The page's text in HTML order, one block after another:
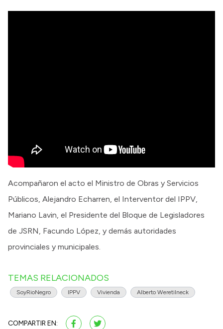
Acompañaron el acto el Ministro de Obras y Servicios
Públicos, Alejandro Echarren, el Interventor del IPPV,
Mariano Lavin, el Presidente del Bloque de Legisladores
de JSRN, Facundo López, y demás autoridades
provinciales y municipales.
TEMAS RELACIONADOS
SoyRioNegro IPPV Vivienda Alberto Weretilneck
COMPARTIR EN: